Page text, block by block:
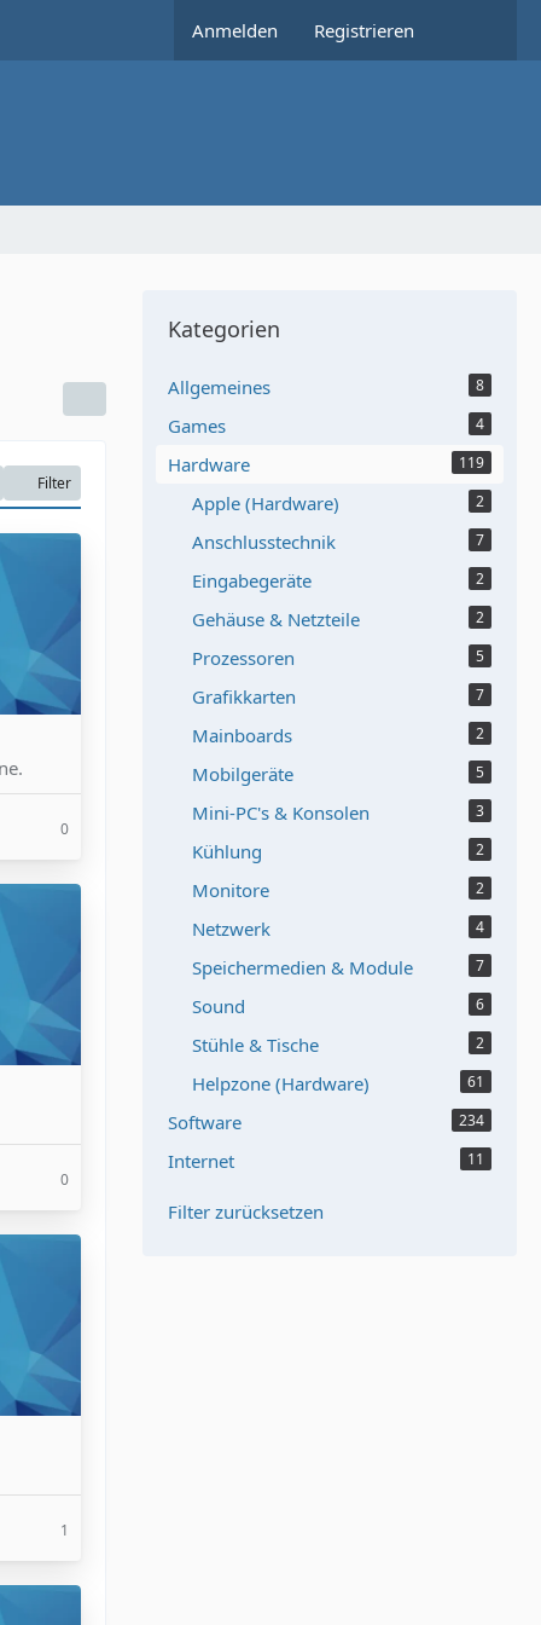
Anmelden Registrieren
Filter
0
0
1
Kategorien
Allgemeines 8
Games 4
Hardware 119
Apple (Hardware) 2
Anschlusstechnik 7
Eingabegeräte 2
Gehäuse & Netzteile 2
Prozessoren 5
Grafikkarten 7
Mainboards 2
Mobilgeräte 5
Mini-PC's & Konsolen 3
Kühlung 2
Monitore 2
Netzwerk 4
Speichermedien & Module 7
Sound 6
Stühle & Tische 2
Helpzone (Hardware) 61
Software 234
Internet 11
Filter zurücksetzen